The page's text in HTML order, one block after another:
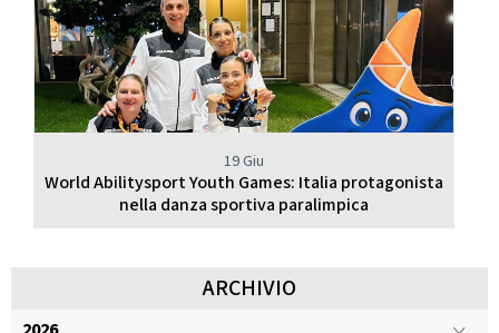
19 Giu
World Abilitysport Youth Games: Italia protagonista
nella danza sportiva paralimpica
ARCHIVIO